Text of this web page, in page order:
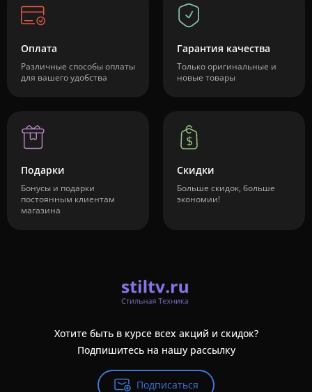
Оплата
Различные способы оплаты
для вашего удобства
Гарантия качества
Только оригинальные и
новые товары
Подарки
Бонусы и подарки
постоянным клиентам
магазина
Скидки
Больше скидок, больше
экономии!
Хотите быть в курсе всех акций и скидок?
Подпишитесь на нашу рассылку
Подписаться